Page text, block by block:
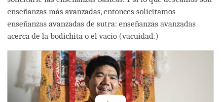
enseñanzas más avanzadas, entonces solicitamos
enseñanzas avanzadas de sutra: enseñanzas avanzadas
acerca de la bodichita o el vacío (vacuidad.)